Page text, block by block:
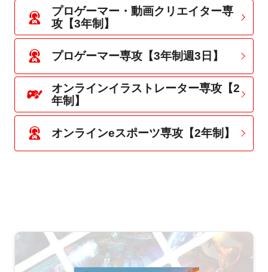
プロゲーマー・動画クリエイター専
攻【3年制】
プロゲーマー専攻【3年制週3日】
オンラインイラストレーター専攻【2
年制】
オンラインeスポーツ専攻【2年制】